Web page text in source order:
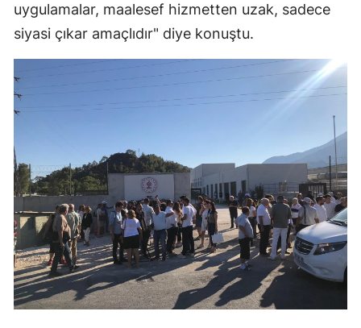
uygulamalar, maalesef hizmetten uzak, sadece
siyasi çıkar amaçlıdır" diye konuştu.